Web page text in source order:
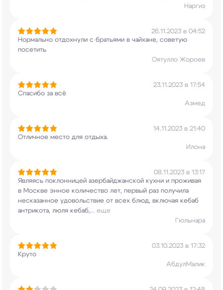
Наргиз
26.11.2023 в 04:52
Нормально отдохнули с братьями в чайхане, советую
посетить
Оятулло Жороев
23.11.2023 в 17:54
Спасибо за всё
Азмед
14.11.2023 в 21:40
Отличное место для отдыха.
Илона
08.11.2023 в 13:17
Являясь поклонницей азербайджанской кухни и проживая
в Москве энное количество лет, первый раз получила
несказанное удовольствие от всех блюд, включая кебаб
антрикота, люля кебаб,... еще
Гюльнара
03.10.2023 в 17:32
Круто
АбдулМалик